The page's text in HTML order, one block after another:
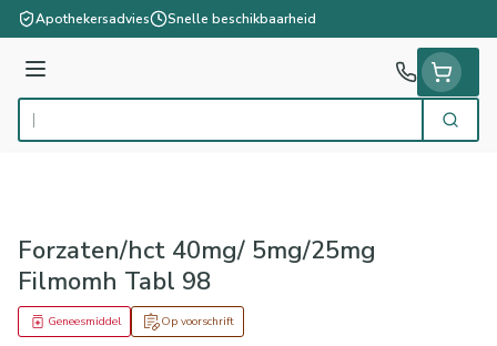
Ga naar de inhoud
Apothekersadvies Snelle beschikbaarheid
Menu
Product, merk, categorie... Zoek
Forzaten/hct 40mg/ 5mg/25mg
Filmomh Tabl 98
Op voorschrift
Geneesmiddel